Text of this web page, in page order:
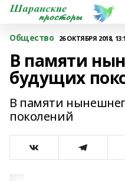
Общество 26 ОКТЯБРЯ 2018,
В памяти
будущих
В памяти
поколений